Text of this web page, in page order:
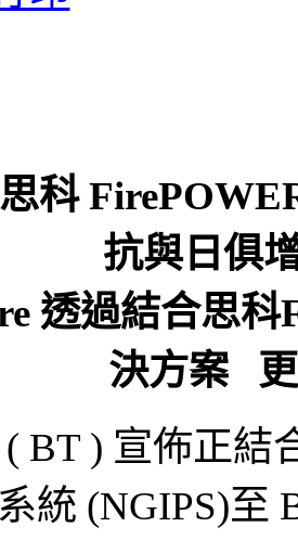
科
抗與日俱
透過結合思
決方案
BT ) 宣佈正結
統 (NGIPS)至